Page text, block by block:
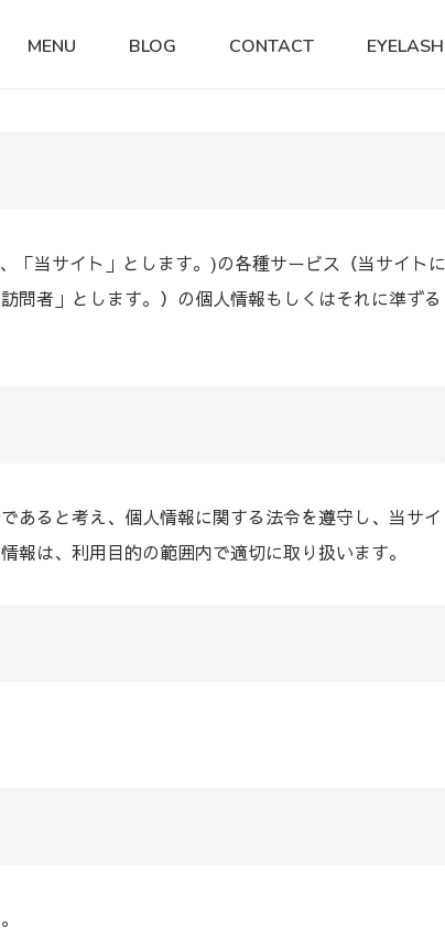
MENU BLOG CONTACT EYELASH
「当サイト」とします。)の各種サービス（当サイトに
問者」とします。）の個人情報もしくはそれに準ずる
あると考え、個人情報に関する法令を遵守し、当サイ
報は、利用目的の範囲内で適切に取り扱います。